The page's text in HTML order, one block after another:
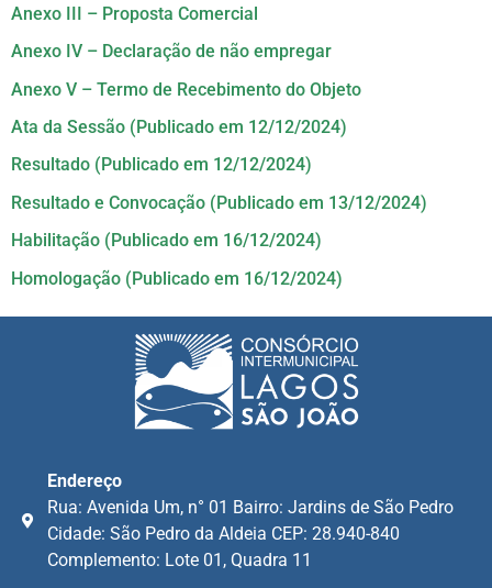
Anexo III – Proposta Comercial
Anexo IV – Declaração de não empregar
Anexo V – Termo de Recebimento do Objeto
Ata da Sessão (Publicado em 12/12/2024)
Resultado (Publicado em 12/12/2024)
Resultado e Convocação (Publicado em 13/12/2024)
Habilitação (Publicado em 16/12/2024)
Homologação (Publicado em 16/12/2024)
Endereço
Rua: Avenida Um, n° 01 Bairro: Jardins de São Pedro
Cidade: São Pedro da Aldeia CEP: 28.940-840
Complemento: Lote 01, Quadra 11